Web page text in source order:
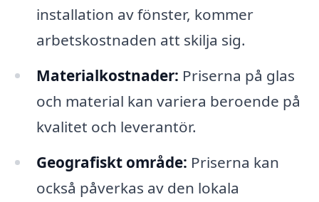
installation av fönster, kommer
arbetskostnaden att skilja sig.
Materialkostnader: Priserna på glas
och material kan variera beroende på
kvalitet och leverantör.
Geografiskt område: Priserna kan
också påverkas av den lokala